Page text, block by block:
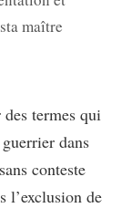
maître
termes qui
dans
conteste
l’exclusion de